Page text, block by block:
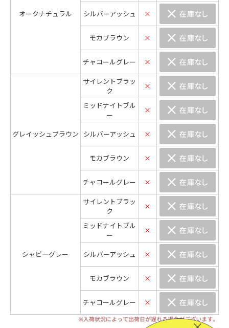
オークナチュラル シルバーアッシュ ×
モカブラウン ×
チャコールグレー ×
グレイッシュブラウン
サイレントブラッ
ク
×
ミッドナイトブル
ー
×
シルバーアッシュ ×
モカブラウン ×
チャコールグレー ×
シャビ―グレー
サイレントブラッ
ク
×
ミッドナイトブル
ー
×
シルバーアッシュ ×
モカブラウン ×
チャコールグレー ×